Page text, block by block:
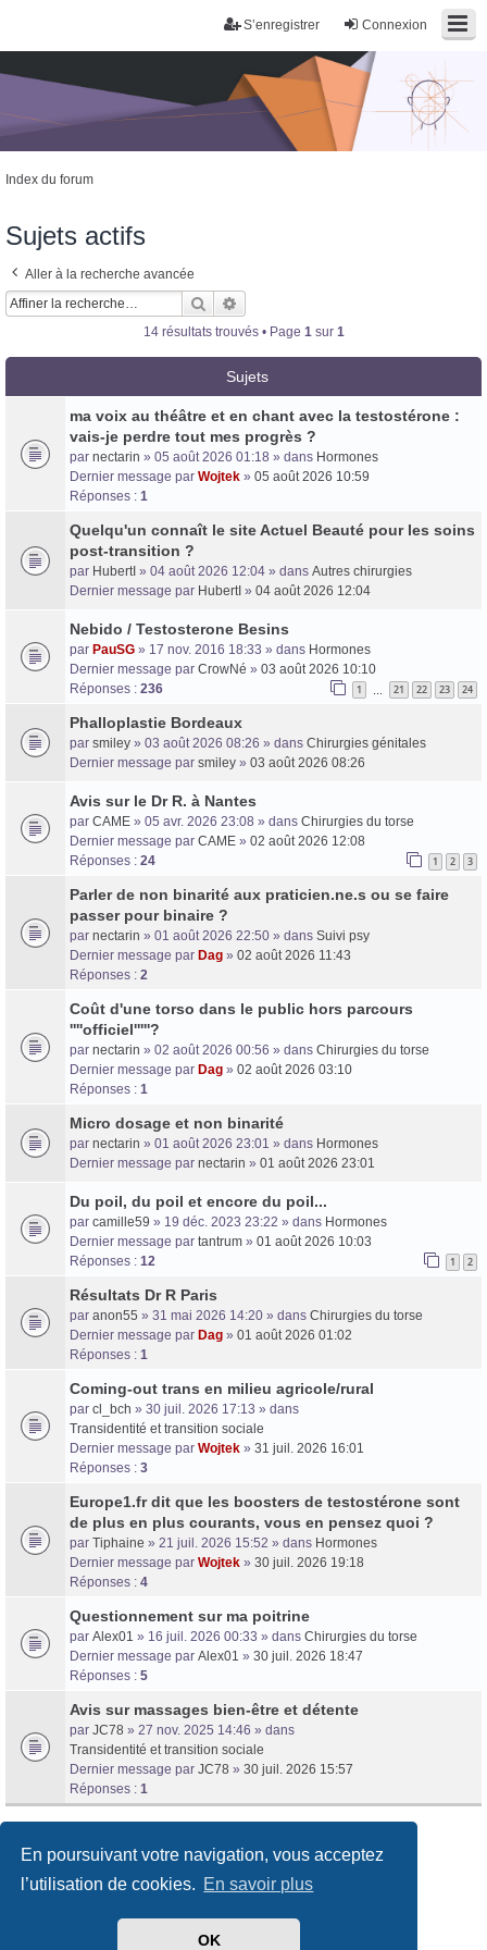
En poursuivant votre navigation, vous acceptez
l’utilisation de cookies. En savoir plus
OK
Connexion
S’enregistrer
Trans District
Forum d'information sur les transidentités masculines FtM/FtX/Ft*
Index du forum
Sujets actifs
Aller à la recherche avancée
Rechercher
14 résultats trouvés • Page 1sur 1
Sujets
ma voix au théâtre et en chant avec la testostérone :
vais-je perdre tout mes progrès ?
par nectarin » 05 août 2026 01:18 » dans Hormones
Dernier message par Wojtek » 05 août 2026 10:59
Réponses : 1
Quelqu'un connaît le site Actuel Beauté pour les soins
post-transition ?
par HubertI » 04 août 2026 12:04 » dans Autres chirurgies
Dernier message par HubertI » 04 août 2026 12:04
Nebido / Testosterone Besins
par PauSG » 17 nov. 2016 18:33 » dans Hormones
Dernier message par CrowNé » 03 août 2026 10:10
Réponses : 236 1 21 22 23 24
Phalloplastie Bordeaux
par smiley » 03 août 2026 08:26 » dans Chirurgies génitales
Dernier message par smiley » 03 août 2026 08:26
Avis sur le Dr R. à Nantes
par CAME » 05 avr. 2026 23:08 » dans Chirurgies du torse
Dernier message par CAME » 02 août 2026 12:08
Réponses : 24 1 2 3
Parler de non binarité aux praticien.ne.s ou se faire
passer pour binaire ?
par nectarin » 01 août 2026 22:50 » dans Suivi psy
Dernier message par Dag » 02 août 2026 11:43
Réponses : 2
Coût d'une torso dans le public hors parcours
''''officiel'''''?
par nectarin » 02 août 2026 00:56 » dans Chirurgies du torse
Dernier message par Dag » 02 août 2026 03:10
Réponses : 1
Micro dosage et non binarité
par nectarin » 01 août 2026 23:01 » dans Hormones
Dernier message par nectarin » 01 août 2026 23:01
Du poil, du poil et encore du poil...
par camille59 » 19 déc. 2023 23:22 » dans Hormones
Dernier message par tantrum » 01 août 2026 10:03
Réponses : 12 1 2
Résultats Dr R Paris
par anon55 » 31 mai 2026 14:20 » dans Chirurgies du torse
Dernier message par Dag » 01 août 2026 01:02
Réponses : 1
Coming-out trans en milieu agricole/rural
par cl_bch » 30 juil. 2026 17:13 » dans
Transidentité et transition sociale
Dernier message par Wojtek » 31 juil. 2026 16:01
Réponses : 3
Europe1.fr dit que les boosters de testostérone sont
de plus en plus courants, vous en pensez quoi ?
par Tiphaine » 21 juil. 2026 15:52 » dans Hormones
Dernier message par Wojtek » 30 juil. 2026 19:18
Réponses : 4
Questionnement sur ma poitrine
par Alex01 » 16 juil. 2026 00:33 » dans Chirurgies du torse
Dernier message par Alex01 » 30 juil. 2026 18:47
Réponses : 5
Avis sur massages bien-être et détente
par JC78 » 27 nov. 2025 14:46 » dans
Transidentité et transition sociale
Dernier message par JC78 » 30 juil. 2026 15:57
Réponses : 1
14 résultats trouvés • Page1 sur1